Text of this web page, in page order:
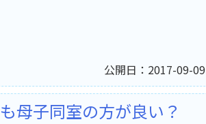
公開日：2017-09-09
母子同室の方が良い？